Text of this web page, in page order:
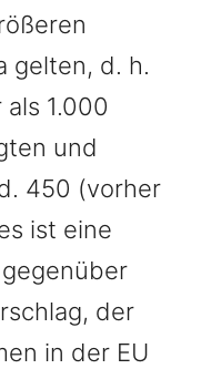
gelten, d. h.
1.000
und
450 (vorher
ist eine
der
in der EU